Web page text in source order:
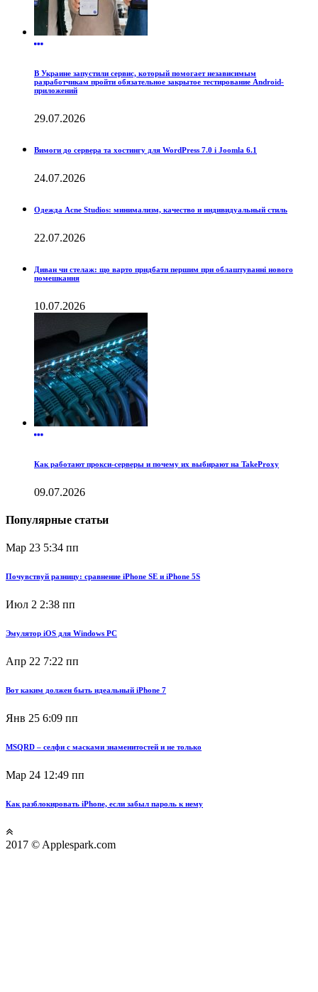
В Украине запустили сервис, который помогает независимым
разработчикам пройти обязательное закрытое тестирование Android-
приложений
29.07.2026
Вимоги до сервера та хостингу для WordPress 7.0 і Joomla 6.1
24.07.2026
Одежда Acne Studios: минимализм, качество и индивидуальный стиль
22.07.2026
Диван чи стелаж: що варто придбати першим при облаштуванні нового
помешкання
10.07.2026
Как работают прокси-серверы и почему их выбирают на TakeProxy
09.07.2026
Популярные статьи
Мар 23 5:34 пп
Почувствуй разницу: сравнение iPhone SE и iPhone 5S
Июл 2 2:38 пп
Эмулятор iOS для Windows PC
Апр 22 7:22 пп
Вот каким должен быть идеальный iPhone 7
Янв 25 6:09 пп
MSQRD – селфи с масками знаменитостей и не только
Мар 24 12:49 пп
Как разблокировать iPhone, если забыл пароль к нему
2017 © Applespark.com